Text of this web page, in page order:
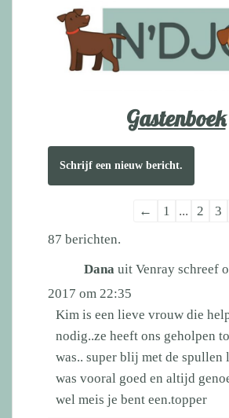
Gastenboek
Navigatie
gastenboek-
← 1 ... 2 3
87 berichten.
Dana uit Venray schreef
2017 om 22:35
Kim is een lieve vrouw die
nodig..ze heeft ons geholpen
was.. super blij met de spullen
was vooral goed en altijd
wel meis je bent een.topper